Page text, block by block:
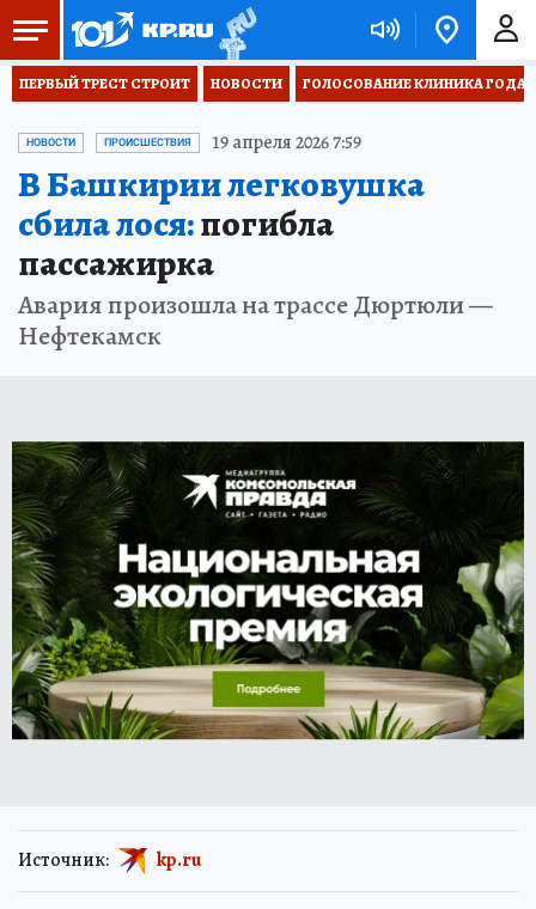
ПЕРВЫЙ ТРЕСТ СТРОИТ НОВОСТИ ГОЛОСОВАНИЕ КЛИНИКА ГОДА
НОВОСТИ ПРОИСШЕСТВИЯ 19 апреля 2026 7:59
В Башкирии легковушка
сбила лося:погибла
пассажирка
Авария произошла на трассе Дюртюли —
Нефтекамск
Источник: kp.ru